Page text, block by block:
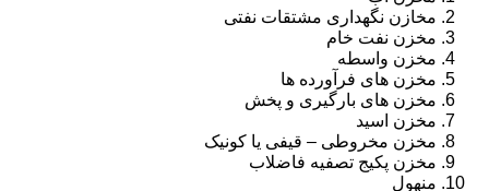
مخازن نگهداری مشتقات نفتی
مخزن نفت خام
مخزن واسطه
مخزن های فرآورده ها
مخزن های بارگیری و پخش
مخزن اسید
مخزن مخروطی – قیفی یا کونیک
مخزن پکیج تصفیه فاضلاب
منهول